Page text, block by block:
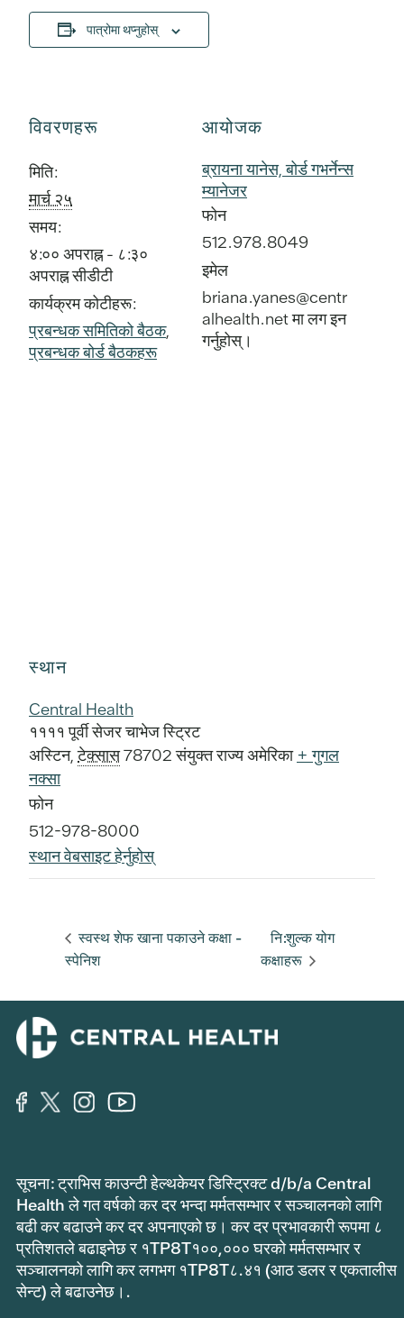
पात्रोमा थप्नुहोस्
विवरणहरू
मिति:
मार्च २५
समय:
४:०० अपराह्न - ८:३०
अपराह्नसीडीटी
कार्यक्रम कोटीहरू:
प्रबन्धक समितिको बैठक,
प्रबन्धक बोर्ड बैठकहरू
आयोजक
ब्रायना यानेस, बोर्ड गभर्नेन्स
म्यानेजर
फोन
512.978.8049
इमेल
briana.yanes@centr
alhealth.net मा लग इन
गर्नुहोस्।
स्थान
Central Health
११११ पूर्वी सेजर चाभेज स्ट्रिट
अस्टिन, टेक्सास78702 संयुक्त राज्य अमेरिका + गुगल
नक्सा
फोन
512-978-8000
स्थान वेबसाइट हेर्नुहोस्
स्वस्थ शेफ खाना पकाउने कक्षा -
स्पेनिश
नि:शुल्क योग
कक्षाहरू
सूचना: ट्राभिस काउन्टी हेल्थकेयर डिस्ट्रिक्ट d/b/a Central
Health ले गत वर्षको कर दर भन्दा मर्मतसम्भार र सञ्चालनको लागि
बढी कर बढाउने कर दर अपनाएको छ। कर दर प्रभावकारी रूपमा ८
प्रतिशतले बढाइनेछ र १TP8T१००,००० घरको मर्मतसम्भार र
सञ्चालनको लागि कर लगभग १TP8T८.४१ (आठ डलर र एकतालीस
सेन्ट) ले बढाउनेछ।.